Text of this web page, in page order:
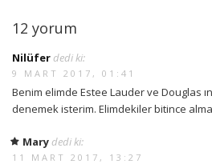
12 yorum
Nilüfer dedi ki:
9 MART 2017, 01:41
Benim elimde Estee Lauder ve Douglas
denemek isterim. Elimdekiler bitince
Mary dedi ki:
11 MART 2017, 13:27